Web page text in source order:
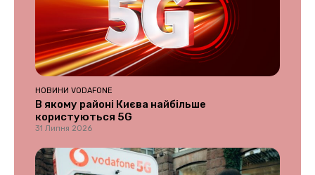
НОВИНИ VODAFONE
В якому районі Києва найбільше
користуються 5G
31 Липня 2026